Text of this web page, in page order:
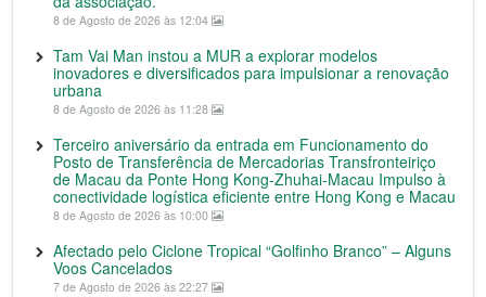
8 de Agosto de 2026 às 12:04
Tam Vai Man instou a MUR a explorar modelos
inovadores e diversificados para impulsionar a renovação
urbana
8 de Agosto de 2026 às 11:28
Terceiro aniversário da entrada em Funcionamento do
Posto de Transferência de Mercadorias Transfronteiriço
de Macau da Ponte Hong Kong-Zhuhai-Macau Impulso à
conectividade logística eficiente entre Hong Kong e Macau
8 de Agosto de 2026 às 10:00
Afectado pelo Ciclone Tropical “Golfinho Branco” – Alguns
Voos Cancelados
7 de Agosto de 2026 às 22:27